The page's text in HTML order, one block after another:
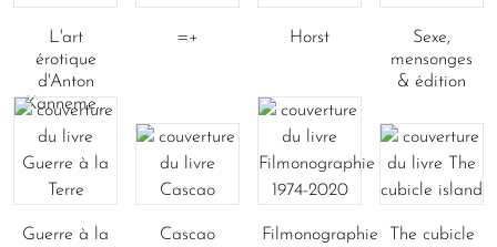
L'art
érotique
d'Anton
Kanneme...
=+ Horst
Sexe,
mensonges
& édition
Guerre à la
Cascao
Filmonographie
The cubicle